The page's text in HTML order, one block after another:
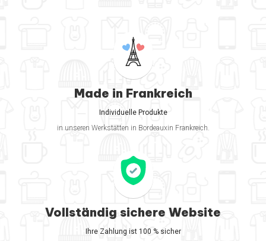
Made in Frankreich
Individuelle Produkte
in unseren Werkstätten in Bordeauxin Frankreich.
Vollständig sichere Website
Ihre Zahlung ist 100 % sicher